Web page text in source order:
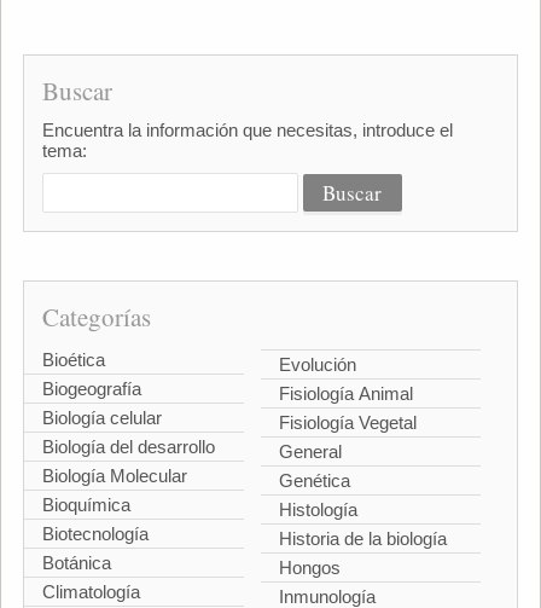
Buscar
Encuentra la información que necesitas, introduce el
tema:
Categorías
Bioética
Biogeografía
Biología celular
Biología del desarrollo
Biología Molecular
Bioquímica
Biotecnología
Botánica
Climatología
Evolución
Fisiología Animal
Fisiología Vegetal
General
Genética
Histología
Historia de la biología
Hongos
Inmunología